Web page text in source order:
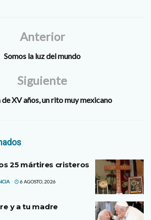
Anterior
Somos la luz del mundo
Siguiente
de XV años, un rito muy mexicano
25 mártires cristeros
6 AGOSTO, 2026
y a tu madre